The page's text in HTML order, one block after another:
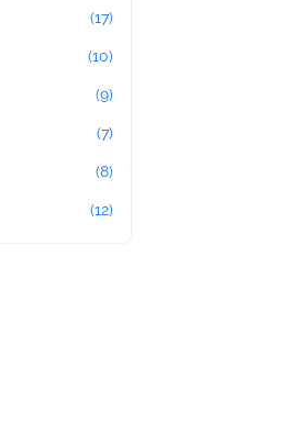
(17)
(10)
(9)
(7)
(8)
(12)